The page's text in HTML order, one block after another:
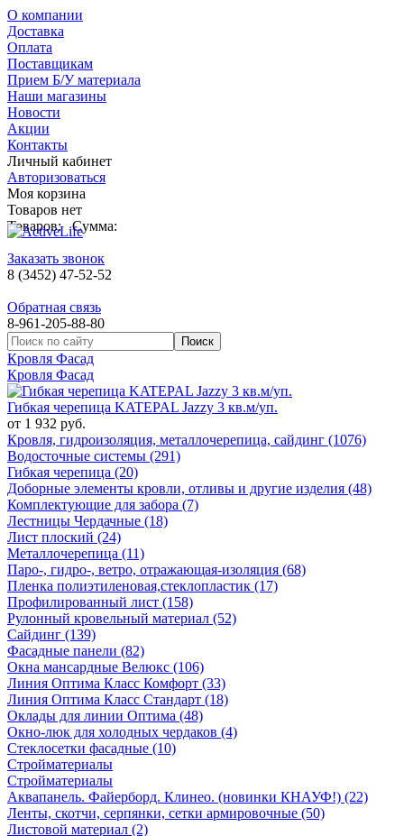
О компании
Доставка
Оплата
Поставщикам
Прием Б/У материала
Наши магазины
Новости
Акции
Контакты
Личный кабинет
Авторизоваться
Моя корзина
Товаров нет
Товаров: Сумма:
Заказать звонок
8 (3452) 47-52-52
Обратная связь
8-961-205-88-80
Кровля Фасад
Кровля Фасад
Гибкая черепица KATEPAL Jazzy 3 кв.м/уп.
от 1 932 руб.
Кровля, гидроизоляция, металлочерепица, сайдинг (1076)
Водосточные системы (291)
Гибкая черепица (20)
Доборные элементы кровли, отливы и другие изделия (48)
Комплектующие для забора (7)
Лестницы Чердачные (18)
Лист плоский (24)
Металлочерепица (11)
Паро-, гидро-, ветро, отражающая-изоляция (68)
Пленка полиэтиленовая,стеклопластик (17)
Профилированный лист (158)
Рулонный кровельный материал (52)
Сайдинг (139)
Фасадные панели (82)
Окна мансардные Велюкс (106)
Линия Оптима Класс Комфорт (33)
Линия Оптима Класс Стандарт (18)
Оклады для линии Оптима (48)
Окно-люк для холодных чердаков (4)
Стеклосетки фасадные (10)
Стройматериалы
Стройматериалы
Аквапанель. Файерборд. Клинео. (новинки КНАУФ!) (22)
Ленты, скотчи, серпянки, сетки армировочные (50)
Листовой материал (2)